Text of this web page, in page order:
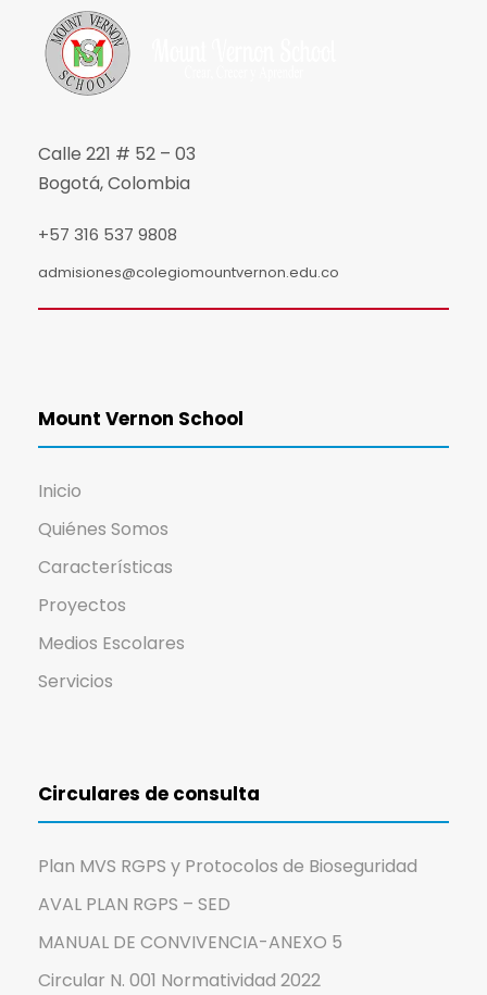
Calle 221 # 52 – 03
Bogotá, Colombia
+57 316 537 9808
admisiones@colegiomountvernon.edu.co
Mount Vernon School
Inicio
Quiénes Somos
Características
Proyectos
Medios Escolares
Servicios
Circulares de consulta
Plan MVS RGPS y Protocolos de Bioseguridad
AVAL PLAN RGPS – SED
MANUAL DE CONVIVENCIA-ANEXO 5
Circular N. 001 Normatividad 2022